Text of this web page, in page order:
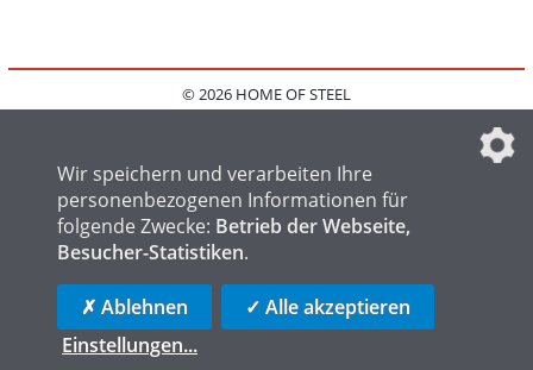
© 2026 HOME OF STEEL
IMPRESSUM
FAQ
DATENSCHUTZEINSTELLUNGEN
HOME OF LOGISTICS
Wir speichern und verarbeiten Ihre
personenbezogenen Informationen für
folgende Zwecke: Betrieb der Webseite,
Besucher-Statistiken.
✗ Ablehnen
✓ Alle akzeptieren
Einstellungen...